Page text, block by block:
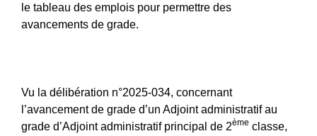
le tableau des emplois pour permettre des
avancements de grade.
Vu la délibération n°2025-034, concernant
l’avancement de grade d’un Adjoint administratif au
grade d’Adjoint administratif principal de 2ème classe,